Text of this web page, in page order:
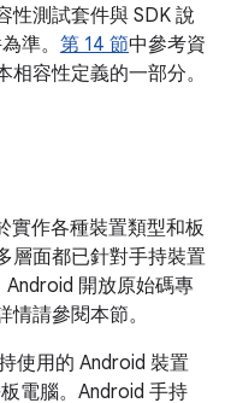
性測試套件與 SDK 說
準。 第 14 節中參考資
容性定義的一部分。
實作各種裝置類型和板
層面都已針對手持裝置
開放原始碼專
請參閱本節。
使用的 Android 裝置
電腦。Android 手持